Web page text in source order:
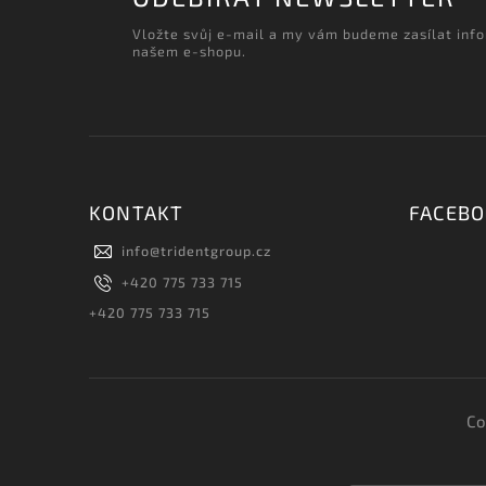
Vložte svůj e-mail a my vám budeme zasílat
našem e-shopu.
KONTAKT
info@tridentgroup.cz
+420 775 733 715
+420 775 733 715